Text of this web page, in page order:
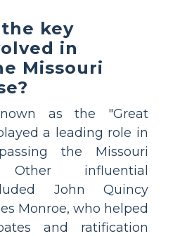
key
in
Missouri
as the "Great
a leading role in
the Missouri
Other influential
John Quincy
Monroe, who helped
and ratification